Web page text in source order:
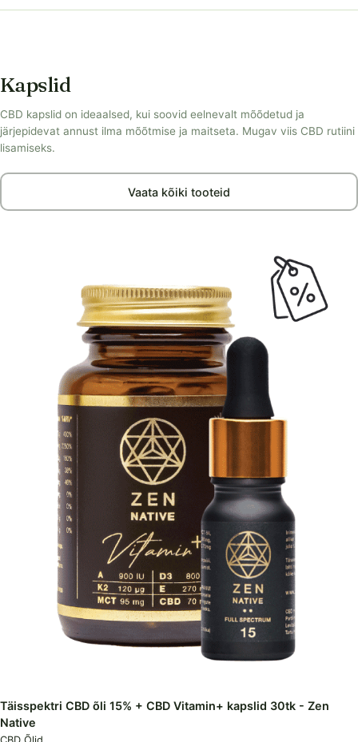
Kapslid
CBD kapslid on ideaalsed, kui soovid eelnevalt mõõdetud ja
järjepidevat annust ilma mõõtmise ja maitseta. Mugav viis CBD rutiini
lisamiseks.
Vaata kõiki tooteid
Täisspektri CBD õli 15% + CBD Vitamin+ kapslid 30tk - Zen
Native